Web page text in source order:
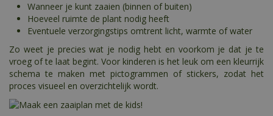
Wanneer je kunt zaaien (binnen of buiten)
Hoeveel ruimte de plant nodig heeft
Eventuele verzorgingstips omtrent licht, warmte of water
Zo weet je precies wat je nodig hebt en voorkom je dat je te
vroeg of te laat begint. Voor kinderen is het leuk om een kleurrijk
schema te maken met pictogrammen of stickers, zodat het
proces visueel en overzichtelijk wordt.